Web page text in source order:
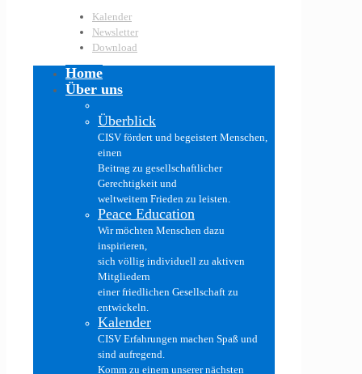
Kalender
Newsletter
Download
Home
Über uns
Überblick
CISV fördert und begeistert Menschen,
einen
Beitrag zu gesellschaftlicher
Gerechtigkeit und
weltweitem Frieden zu leisten.
Peace Education
Wir möchten Menschen dazu
inspirieren,
sich völlig individuell zu aktiven
Mitgliedern
einer friedlichen Gesellschaft zu
entwickeln.
Kalender
CISV Erfahrungen machen Spaß und
sind aufregend.
Komm zu einem unserer nächsten